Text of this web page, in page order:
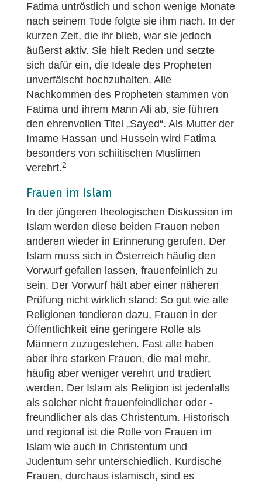
Fatima untröstlich und schon wenige Monate
nach seinem Tode folgte sie ihm nach. In der
kurzen Zeit, die ihr blieb, war sie jedoch
äußerst aktiv. Sie hielt Reden und setzte
sich dafür ein, die Ideale des Propheten
unverfälscht hochzuhalten. Alle
Nachkommen des Propheten stammen von
Fatima und ihrem Mann Ali ab, sie führen
den ehrenvollen Titel „Sayed“. Als Mutter der
Imame Hassan und Hussein wird Fatima
besonders von schiitischen Muslimen
verehrt.2
Frauen im Islam
In der jüngeren theologischen Diskussion im
Islam werden diese beiden Frauen neben
anderen wieder in Erinnerung gerufen. Der
Islam muss sich in Österreich häufig den
Vorwurf gefallen lassen, frauenfeinlich zu
sein. Der Vorwurf hält aber einer näheren
Prüfung nicht wirklich stand: So gut wie alle
Religionen tendieren dazu, Frauen in der
Öffentlichkeit eine geringere Rolle als
Männern zuzugestehen. Fast alle haben
aber ihre starken Frauen, die mal mehr,
häufig aber weniger verehrt und tradiert
werden. Der Islam als Religion ist jedenfalls
als solcher nicht frauenfeindlicher oder -
freundlicher als das Christentum. Historisch
und regional ist die Rolle von Frauen im
Islam wie auch in Christentum und
Judentum sehr unterschiedlich. Kurdische
Frauen, durchaus islamisch, sind es